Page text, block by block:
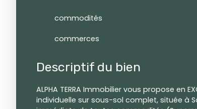
commodités
commerces
Descriptif du bien
ALPHA TERRA Immobilier vous propose en
individuelle sur sous-sol complet, située à